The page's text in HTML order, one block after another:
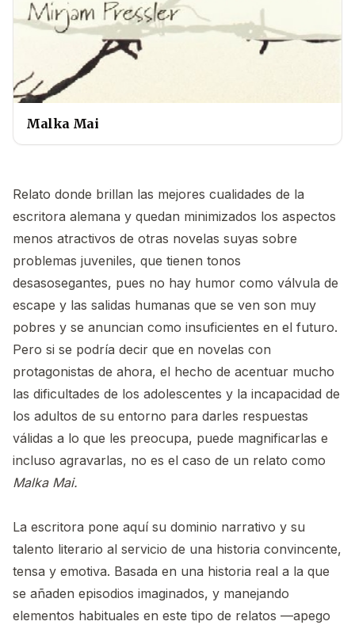
Malka Mai
Relato donde brillan las mejores cualidades de la
escritora alemana y quedan minimizados los aspectos
menos atractivos de otras novelas suyas sobre
problemas juveniles, que tienen tonos
desasosegantes, pues no hay humor como válvula de
escape y las salidas humanas que se ven son muy
pobres y se anuncian como insuficientes en el futuro.
Pero si se podría decir que en novelas con
protagonistas de ahora, el hecho de acentuar mucho
las dificultades de los adolescentes y la incapacidad de
los adultos de su entorno para darles respuestas
válidas a lo que les preocupa, puede magnificarlas e
incluso agravarlas, no es el caso de un relato como
Malka Mai.
La escritora pone aquí su dominio narrativo y su
talento literario al servicio de una historia convincente,
tensa y emotiva. Basada en una historia real a la que
se añaden episodios imaginados, y manejando
elementos habituales en este tipo de relatos —apego